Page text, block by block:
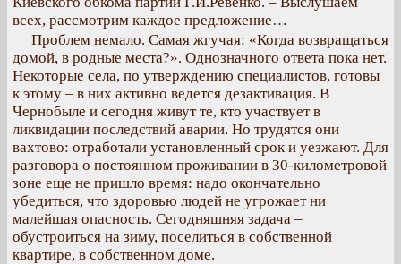
всех, рассмотрим каждое предложение…
Проблем немало. Самая жгучая: «Когда возвращаться
домой, в родные места?». Однозначного ответа пока нет.
Некоторые села, по утверждению специалистов, готовы
к этому – в них активно ведется дезактивация. В
Чернобыле и сегодня живут те, кто участвует в
ликвидации последствий аварии. Но трудятся они
вахтово: отработали установленный срок и уезжают. Для
разговора о постоянном проживании в 30-километровой
зоне еще не пришло время: надо окончательно
убедиться, что здоровью людей не угрожает ни
малейшая опасность. Сегодняшняя задача –
обустроиться на зиму, поселиться в собственной
квартире, в собственном доме.